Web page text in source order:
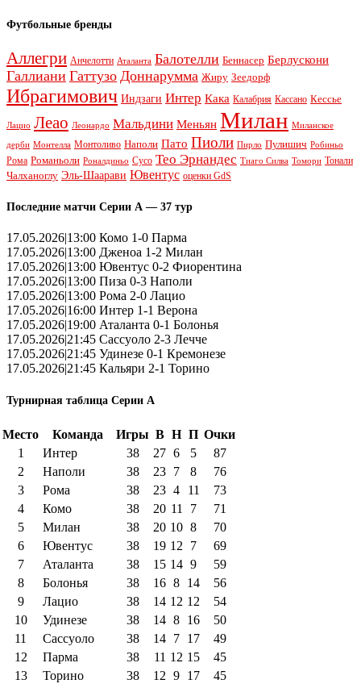
Футбольные бренды
Аллегри Анчелотти Аталанта Балотелли Беннасер Берлускони
Галлиани Гаттузо Доннарумма Жиру Зеедорф
Ибрагимович Индзаги Интер Кака Калабрия Кассано Кессье
Лацио Леао Леонардо Мальдини Меньян Милан Миланское
дерби Монтелла Монтоливо Наполи Пато Пиоли Пирло Пулишич Робиньо
Рома Романьоли Роналдиньо Сусо Тео Эрнандес Тиаго Силва Томори Тонали
Чалханоглу Эль-Шаарави Ювентус оценки GdS
Последние матчи Серии А — 37 тур
17.05.2026|13:00 Комо 1-0 Парма
17.05.2026|13:00 Дженоа 1-2 Милан
17.05.2026|13:00 Ювентус 0-2 Фиорентина
17.05.2026|13:00 Пиза 0-3 Наполи
17.05.2026|13:00 Рома 2-0 Лацио
17.05.2026|16:00 Интер 1-1 Верона
17.05.2026|19:00 Аталанта 0-1 Болонья
17.05.2026|21:45 Сассуоло 2-3 Лечче
17.05.2026|21:45 Удинезе 0-1 Кремонезе
17.05.2026|21:45 Кальяри 2-1 Торино
Турнирная таблица Серии А
Место Команда Игры В Н П Очки
1
Интер 38 27 6 5
87
2
Наполи 38 23 7 8
76
3
Рома 38 23 4 11
73
4
Комо 38 20 11 7
71
5
Милан 38 20 10 8
70
6
Ювентус 38 19 12 7
69
7
Аталанта 38 15 14 9
59
8
Болонья 38 16 8 14
56
9
Лацио 38 14 12 12
54
10
Удинезе 38 14 8 16
50
11
Сассуоло 38 14 7 17
49
12
Парма 38 11 12 15
45
13
Торино 38 12 9 17
45